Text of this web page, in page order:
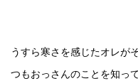
うすら寒さを感じたオレが
つもおっさんのことを知って